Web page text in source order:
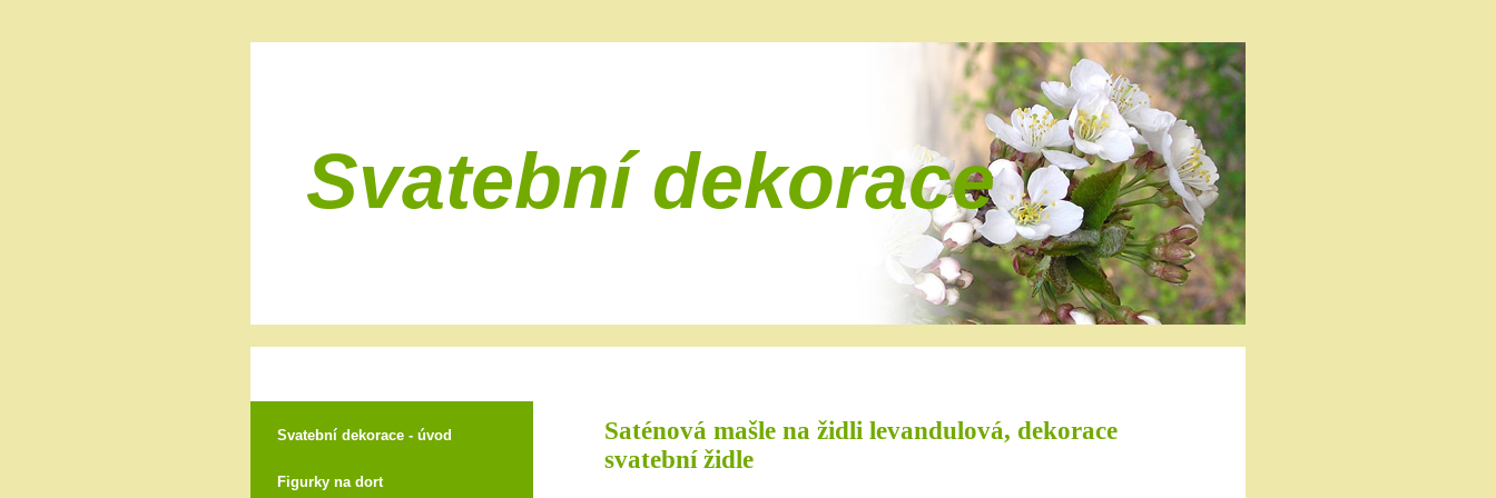
Svatební dekorace
Svatební dekorace - úvod
Figurky na dort
Saténová mašle na židli levandulová, dekorace
svatební židle